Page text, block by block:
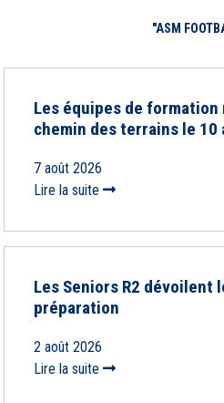
"ASM
Les équipes de
chemin des terrains le 10
7 août 2026
Lire la suite
Les Seniors R2 dévoilent
préparation
2 août 2026
Lire la suite